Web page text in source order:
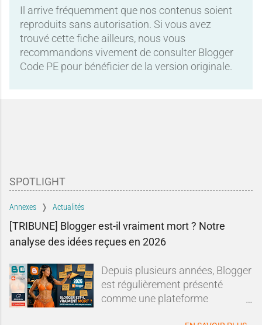
Il arrive fréquemment que nos contenus soient
reproduits sans autorisation. Si vous avez
trouvé cette fiche ailleurs, nous vous
recommandons vivement de consulter Blogger
Code PE pour bénéficier de la version originale.
SPOTLIGHT
Annexes Actualités
[TRIBUNE] Blogger est-il vraiment mort ? Notre
analyse des idées reçues en 2026
Depuis plusieurs années, Blogger
est régulièrement présenté
comme une plateforme